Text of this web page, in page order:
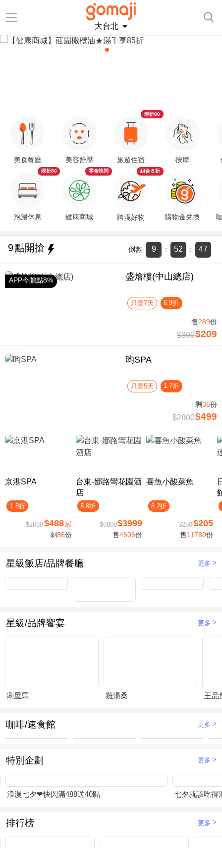
大台北
美食餐廳
泡湯休息
現折80
美容舒壓
健康商城
零食快閃
旅遊住宿
現折80
跨境好物
組合８折
按摩
購物金兌換
9點開搶 倒數 9 : 52 : 47
APP今贈點8% 盛燴樓(中山總店)
只賣7天 6.9折
售289份
$300$209
昀SPA
只賣5天 1.7折
剩36份
$2800$499
京湛SPA
1.8折
$2680$488 起
剩86份
台東-娜路彎花園酒
店
5.8折
$6800$3999
售4606份
喜魚小酸菜魚
8.2折
$250$205
售11780份
星級飯店/品牌餐廳 更多
星級/品牌饗宴 更多
涮屋馬 雞湯桑 王品
咖啡/速食館 更多
特別企劃 更多
浪漫七夕❤快閃滿488送40點 七夕就該吃
排行榜 更多